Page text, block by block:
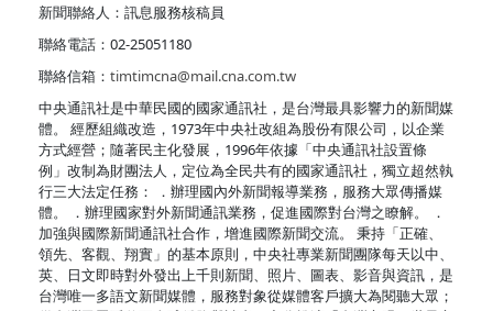
新聞聯絡人：訊息服務核稿員
聯絡電話：02-25051180
聯絡信箱： timtimcna@mail.cna.com.tw
中央通訊社是中華民國的國家通訊社，是台灣最具影響力的新聞媒
體。 經歷組織改造，1973年中央社改組為股份有限公司，以企業
方式經營；隨著民主化發展，1996年依據「中央通訊社設置條
例」改制為財團法人，定位為全民共有的國家通訊社，獨立超然執
行三大法定任務： ．辦理國內外新聞報導業務，服務大眾傳播媒
體。 ．辦理國家對外新聞通訊業務，促進國際對台灣之瞭解。 ．
加強與國際新聞通訊社合作，增進國際新聞交流。 秉持「正確、
領先、客觀、翔實」的基本原則，中央社專業新聞團隊每天以中、
英、日文即時對外發出上千則新聞、照片、圖表、影音與資訊，是
台灣唯一多語文新聞媒體，服務對象從媒體客戶擴大為閱聽大眾；